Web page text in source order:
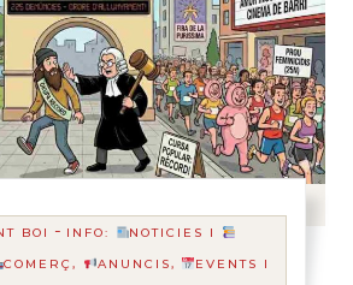
BOI - INFO:
NOTICIES I
COMERÇ, ANUNCIS,
EVENTS I